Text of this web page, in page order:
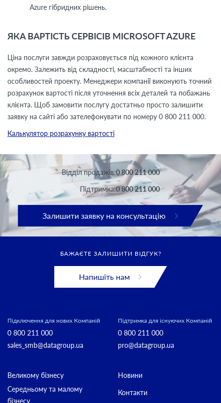
Azure гібридних рішень.
ЯКА ВАРТІСТЬ СЕРВІСІВ MICROSOFT AZURE
Ціна послуги завжди розраховується під кожного клієнта
окремо. Залежить від складності, масштабності та інших
особливостей проекту. Менеджери компанії виконують точний
розрахунок вартості після уточнення всіх деталей та побажань
клієнта. Щоб замовити послугу достатньо просто залишити
заявку на сайті або зателефонувати по номеру 0 800 211 000.
Калькулятор розрахунку вартості
Вiддiл продажів:0 800 211 000
Підтримка:0 800 211 000
Залишити заявку на консультацію
БАЖАЄТЕ ЗАЛИШИТИ ВІДГУК?
Напишіть нам
Підключення для нових Компаній
0 800 211 000
sales_smb@datagroup.ua
Підтримка для існуючих Компаній
0 800 211 000
pro@datagroup.ua
Великому бізнесу
Середньому та малому
бізнесу
Новини
Контакти